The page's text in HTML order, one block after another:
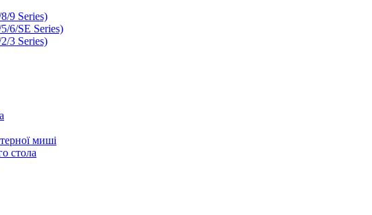
9 Series)
6/SE Series)
3 Series)
миші
стола